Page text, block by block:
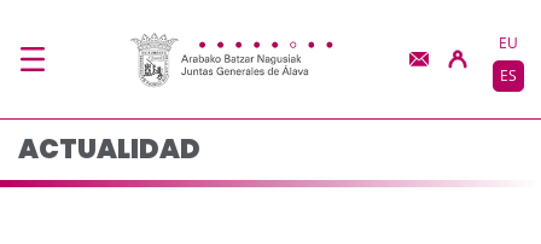
Resumen de los
EU
ES
ACTUALIDAD